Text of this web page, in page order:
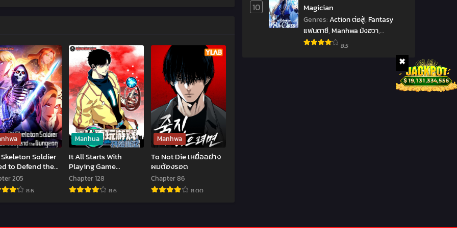
Soldier
to Defend the
205
8.6
Manhua
It All Starts With
Playing Game
Seriously
Chapter 128
8.6
All
Manhwa
To Not Die เหยื่ออย่าง
ผมต้องรอด
Chapter 86
8.00
Not
10
Magician
Genres:Action ต่อสู้,Fantasy
แฟนตาซี,Manhwa มังฮวา,
Shounen โชเน็น
8.5